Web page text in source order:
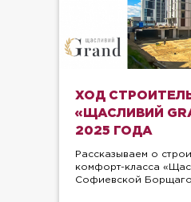
ХОД
«ЩАСЛИВИЙ
2025 ГОДА
Рассказываем о
комфорт-класса
Софиевской